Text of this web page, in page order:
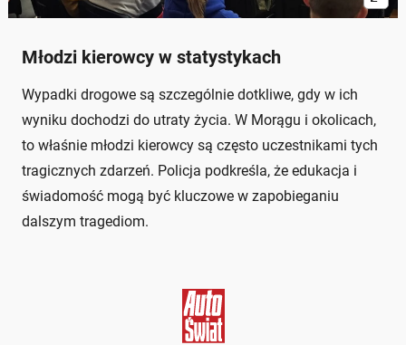
Młodzi kierowcy w statystykach
Wypadki drogowe są szczególnie dotkliwe, gdy w ich
wyniku dochodzi do utraty życia. W Morągu i okolicach,
to właśnie młodzi kierowcy są często uczestnikami tych
tragicznych zdarzeń. Policja podkreśla, że edukacja i
świadomość mogą być kluczowe w zapobieganiu
dalszym tragediom.